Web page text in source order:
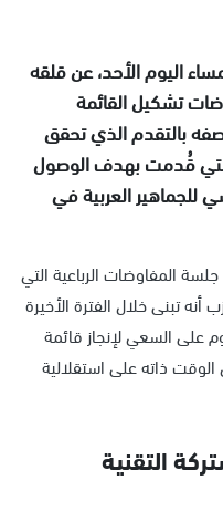
اليوم الأحد، عن قلقه
تشكيل القائمة
بالتقدم الذي تحقق
التي قُدمت بهدف الوصول
للجماهير العربية في
المفاوضات الرباعية التي
تبنى خلال الفترة الأخيرة
على السعي لإنجاز قائمة
ذاته على استقلالية
التقنية